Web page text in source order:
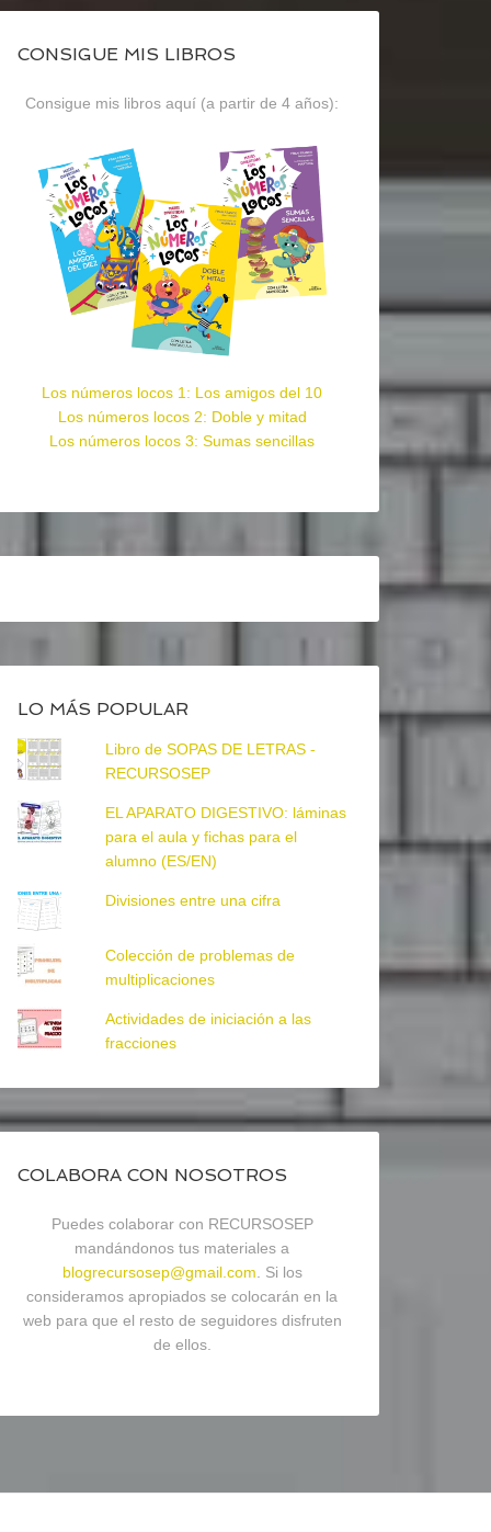
CONSIGUE MIS LIBROS
Consigue mis libros aquí (a partir de 4 años):
Los números locos 1: Los amigos del 10
Los números locos 2: Doble y mitad
Los números locos 3: Sumas sencillas
LO MÁS POPULAR
Libro de SOPAS DE LETRAS -
RECURSOSEP
EL APARATO DIGESTIVO: láminas
para el aula y fichas para el
alumno (ES/EN)
Divisiones entre una cifra
Colección de problemas de
multiplicaciones
Actividades de iniciación a las
fracciones
COLABORA CON NOSOTROS
Puedes colaborar con RECURSOSEP
mandándonos tus materiales a
blogrecursosep@gmail.com . Si los
consideramos apropiados se colocarán en la
web para que el resto de seguidores disfruten
de ellos.